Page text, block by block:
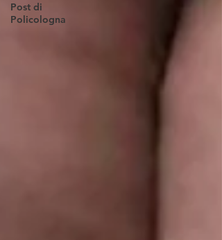
Post di
Policologna